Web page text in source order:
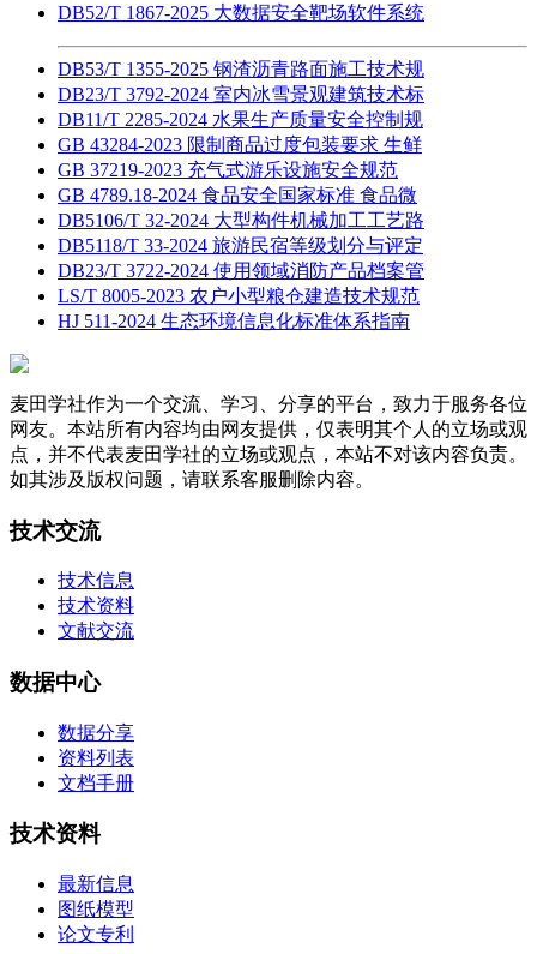
DB52/T 1867-2025 大数据安全靶场软件系统
DB53/T 1355-2025 钢渣沥青路面施工技术规
DB23/T 3792-2024 室内冰雪景观建筑技术标
DB11/T 2285-2024 水果生产质量安全控制规
GB 43284-2023 限制商品过度包装要求 生鲜
GB 37219-2023 充气式游乐设施安全规范
GB 4789.18-2024 食品安全国家标准 食品微
DB5106/T 32-2024 大型构件机械加工工艺路
DB5118/T 33-2024 旅游民宿等级划分与评定
DB23/T 3722-2024 使用领域消防产品档案管
LS/T 8005-2023 农户小型粮仓建造技术规范
HJ 511-2024 生态环境信息化标准体系指南
麦田学社作为一个交流、学习、分享的平台，致力于服务各位
网友。本站所有内容均由网友提供，仅表明其个人的立场或观
点，并不代表麦田学社的立场或观点，本站不对该内容负责。
如其涉及版权问题，请联系客服删除内容。
技术交流
技术信息
技术资料
文献交流
数据中心
数据分享
资料列表
文档手册
技术资料
最新信息
图纸模型
论文专利